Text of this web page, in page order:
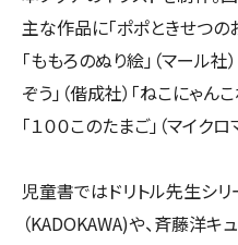
主な作品に「ポポときせつの
「ももろのぬり絵」（マール社
ぞう」（偕成社）「ねこにゃん
「１００このたまご」（マイク
児童書ではドリトル先生シ
（KADOKAWA)や、斉藤洋キ